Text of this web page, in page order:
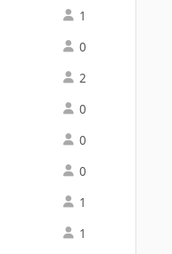
1
0
2
0
0
0
1
1